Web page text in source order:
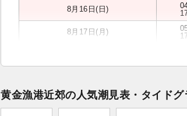
8月16日(日)
8月17日(月)
黄金漁港近郊の人気潮見表・タイドグ